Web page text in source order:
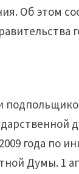
Об этом
года по
Думы. 1